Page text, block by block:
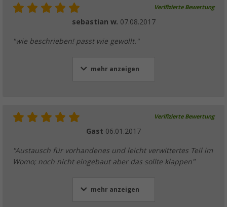
Verifizierte Bewertung
sebastian w. 07.08.2017
"wie beschrieben! passt wie gewollt."
mehr anzeigen
Verifizierte Bewertung
Gast 06.01.2017
"Austausch für vorhandenes und leicht verwittertes Teil im
Womo; noch nicht eingebaut aber das sollte klappen"
mehr anzeigen